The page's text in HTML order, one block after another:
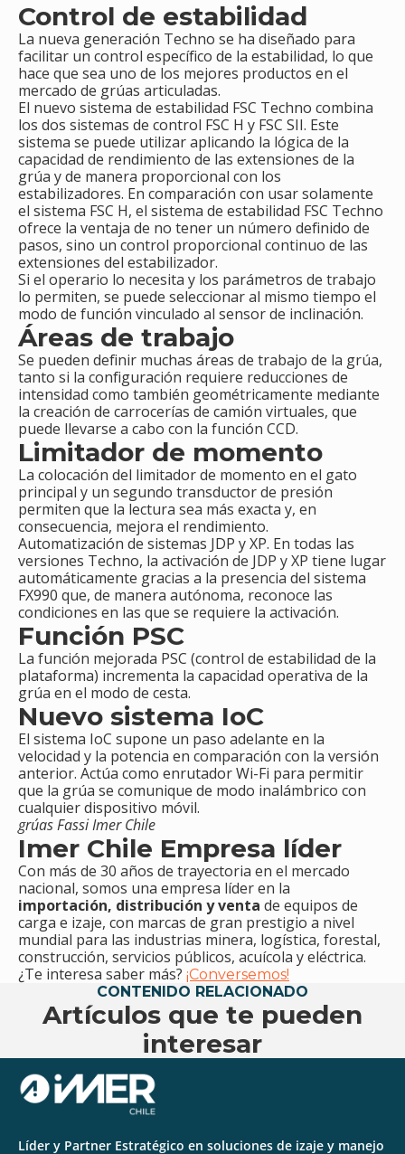
Control de estabilidad
La nueva generación Techno se ha diseñado para
facilitar un control específico de la estabilidad, lo que
hace que sea uno de los mejores productos en el
mercado de grúas articuladas.
El nuevo sistema de estabilidad FSC Techno combina
los dos sistemas de control FSC H y FSC SII. Este
sistema se puede utilizar aplicando la lógica de la
capacidad de rendimiento de las extensiones de la
grúa y de manera proporcional con los
estabilizadores. En comparación con usar solamente
el sistema FSC H, el sistema de estabilidad FSC Techno
ofrece la ventaja de no tener un número definido de
pasos, sino un control proporcional continuo de las
extensiones del estabilizador.
Si el operario lo necesita y los parámetros de trabajo
lo permiten, se puede seleccionar al mismo tiempo el
modo de función vinculado al sensor de inclinación.
Áreas de trabajo
Se pueden definir muchas áreas de trabajo de la grúa,
tanto si la configuración requiere reducciones de
intensidad como también geométricamente mediante
la creación de carrocerías de camión virtuales, que
puede llevarse a cabo con la función CCD.
Limitador de momento
La colocación del limitador de momento en el gato
principal y un segundo transductor de presión
permiten que la lectura sea más exacta y, en
consecuencia, mejora el rendimiento.
Automatización de sistemas JDP y XP. En todas las
versiones Techno, la activación de JDP y XP tiene lugar
automáticamente gracias a la presencia del sistema
FX990 que, de manera autónoma, reconoce las
condiciones en las que se requiere la activación.
Función PSC
La función mejorada PSC (control de estabilidad de la
plataforma) incrementa la capacidad operativa de la
grúa en el modo de cesta.
Nuevo sistema IoC
El sistema IoC supone un paso adelante en la
velocidad y la potencia en comparación con la versión
anterior. Actúa como enrutador Wi-Fi para permitir
que la grúa se comunique de modo inalámbrico con
cualquier dispositivo móvil.
grúas Fassi Imer Chile
Imer Chile Empresa líder
Con más de 30 años de trayectoria en el mercado
nacional, somos una empresa líder en la
importación, distribución y venta de equipos de
carga e izaje, con marcas de gran prestigio a nivel
mundial para las industrias minera, logística, forestal,
construcción, servicios públicos, acuícola y eléctrica.
¿Te interesa saber más? ¡Conversemos!
CONTENIDO RELACIONADO
Artículos que te pueden
interesar
Líder y Partner Estratégico en soluciones de izaje y manejo